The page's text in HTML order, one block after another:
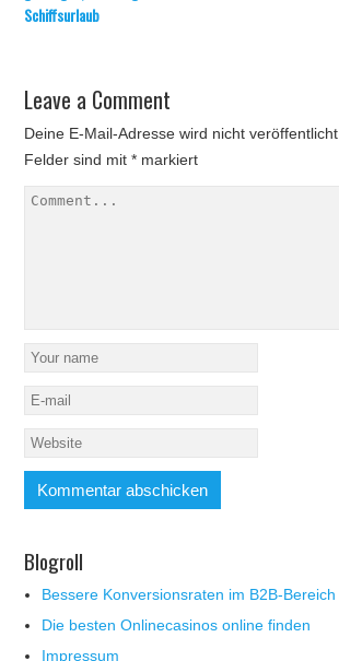
Schiffsurlaub
Leave a Comment
Deine E-Mail-Adresse wird nicht veröffentlicht.
Felder sind mit* markiert
Blogroll
Bessere Konversionsraten im B2B-Bereich
Die besten Onlinecasinos online finden
Impressum